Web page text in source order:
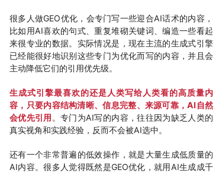
很多人做GEO优化，会专门写一些迎合AI话术的内容，
比如用AI喜欢的句式、重复堆砌关键词、编造一些看起
来很专业的数据。实际情况是，现在主流的生成式引擎
已经能很好地识别这些专门为优化而写的内容，并且会
主动降低它们的引用优先级。
生成式引擎最喜欢的还是人类写给人类看的高质量内
容，只要内容结构清晰、信息完整、来源可靠，AI自然
会优先引用 。专门为AI写的内容，往往因为缺乏人类的
真实视角和实践经验，反而不会被AI选中。
还有一个非常普遍的低效操作，就是大量生成低质量的
AI内容。很多人觉得既然是GEO优化，就用AI生成成千